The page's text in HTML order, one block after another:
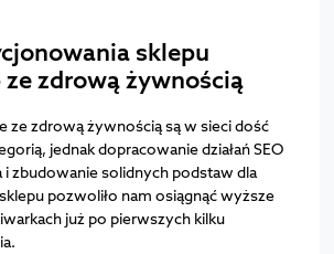
sklepu
ze zdrową żywnością
ze zdrową żywnością są w sieci dość
jednak dopracowanie działań SEO
i zbudowanie solidnych podstaw dla
pozwoliło nam osiągnąć wyższe
już po pierwszych kilku